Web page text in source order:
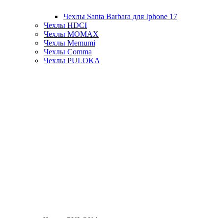
Чехлы Santa Barbara для Iphone 17
Чехлы HDCI
Чехлы MOMAX
Чехлы Memumi
Чехлы Comma
Чехлы PULOKA